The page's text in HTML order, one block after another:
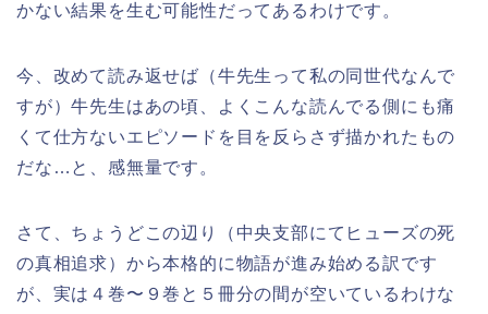
かない結果を生む可能性だってあるわけです。
今、改めて読み返せば（牛先生って私の同世代なんで
すが）牛先生はあの頃、よくこんな読んでる側にも痛
くて仕方ないエピソードを目を反らさず描かれたもの
だな…と、感無量です。
さて、ちょうどこの辺り（中央支部にてヒューズの死
の真相追求）から本格的に物語が進み始める訳です
が、実は４巻〜９巻と５冊分の間が空いているわけな